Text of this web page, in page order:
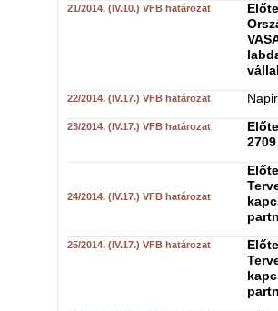
21/2014. (IV.10.) VFB határozat
22/2014. (IV.17.) VFB határozat
23/2014. (IV.17.) VFB határozat
24/2014. (IV.17.) VFB határozat
25/2014. (IV.17.) VFB határozat